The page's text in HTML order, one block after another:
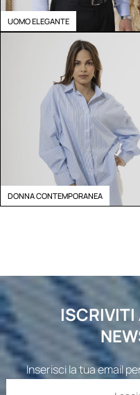
UOMO ELEGANTE
DONNA CONTEMPORANEA
ISCRIVITI
Inserisci la tua email